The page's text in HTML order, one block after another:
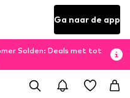
Ga naar de app
Solden: Deals met tot